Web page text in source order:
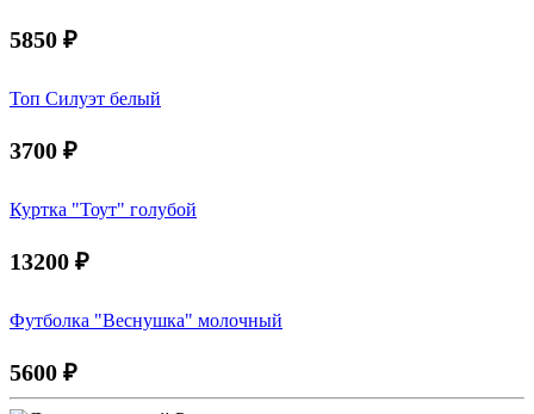
5850 ₽
Топ Силуэт белый
3700 ₽
Куртка "Тоут" голубой
13200 ₽
Футболка "Веснушка" молочный
5600 ₽